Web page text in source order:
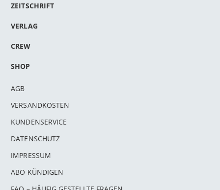
ZEITSCHRIFT
VERLAG
CREW
SHOP
AGB
VERSANDKOSTEN
KUNDENSERVICE
DATENSCHUTZ
IMPRESSUM
ABO KÜNDIGEN